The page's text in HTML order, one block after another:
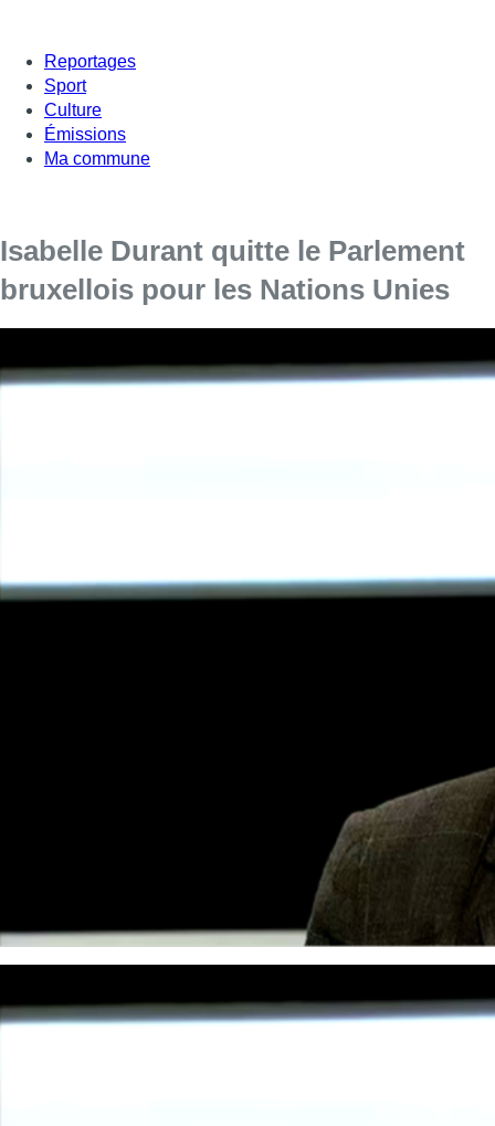
Reportages
Sport
Culture
Émissions
Ma commune
Isabelle Durant quitte le Parlement
bruxellois pour les Nations Unies